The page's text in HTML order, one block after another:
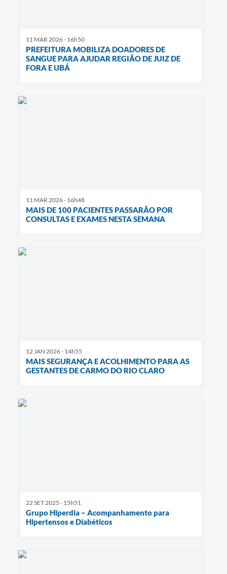
11 MAR 2026 - 16h50
PREFEITURA MOBILIZA DOADORES DE
SANGUE PARA AJUDAR REGIÃO DE JUIZ DE
FORA E UBÁ
11 MAR 2026 - 16h48
MAIS DE 100 PACIENTES PASSARÃO POR
CONSULTAS E EXAMES NESTA SEMANA
12 JAN 2026 - 14h55
MAIS SEGURANÇA E ACOLHIMENTO PARA AS
GESTANTES DE CARMO DO RIO CLARO
22 SET 2025 - 15h51
Grupo Hiperdia – Acompanhamento para
Hipertensos e Diabéticos